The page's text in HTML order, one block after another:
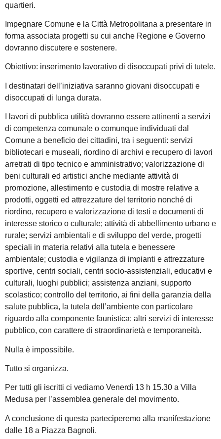
quartieri.
Impegnare Comune e la Città Metropolitana a presentare in
forma associata progetti su cui anche Regione e Governo
dovranno discutere e sostenere.
Obiettivo: inserimento lavorativo di disoccupati privi di tutele.
I destinatari dell’iniziativa saranno giovani disoccupati e
disoccupati di lunga durata.
I lavori di pubblica utilità dovranno essere attinenti a servizi
di competenza comunale o comunque individuati dal
Comune a beneficio dei cittadini, tra i seguenti: servizi
bibliotecari e museali, riordino di archivi e recupero di lavori
arretrati di tipo tecnico e amministrativo; valorizzazione di
beni culturali ed artistici anche mediante attività di
promozione, allestimento e custodia di mostre relative a
prodotti, oggetti ed attrezzature del territorio nonché di
riordino, recupero e valorizzazione di testi e documenti di
interesse storico o culturale; attività di abbellimento urbano e
rurale; servizi ambientali e di sviluppo del verde, progetti
speciali in materia relativi alla tutela e benessere
ambientale; custodia e vigilanza di impianti e attrezzature
sportive, centri sociali, centri socio-assistenziali, educativi e
culturali, luoghi pubblici; assistenza anziani, supporto
scolastico; controllo del territorio, ai fini della garanzia della
salute pubblica, la tutela dell’ambiente con particolare
riguardo alla componente faunistica; altri servizi di interesse
pubblico, con carattere di straordinarietà e temporaneità.
Nulla è impossibile.
Tutto si organizza.
Per tutti gli iscritti ci vediamo Venerdì 13 h 15.30 a Villa
Medusa per l’assemblea generale del movimento.
A conclusione di questa parteciperemo alla manifestazione
dalle 18 a Piazza Bagnoli.